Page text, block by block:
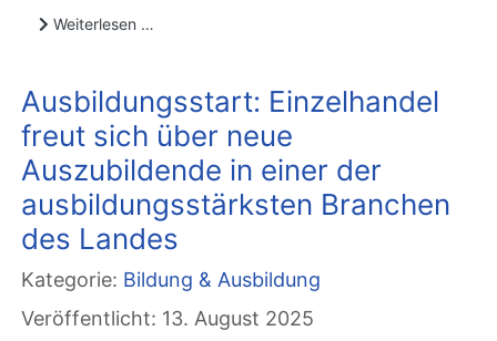
Weiterlesen …
Ausbildungsstart: Einzelhandel
freut sich über neue
Auszubildende in einer der
ausbildungsstärksten Branchen
des Landes
Kategorie: Bildung & Ausbildung
Veröffentlicht: 13. August 2025